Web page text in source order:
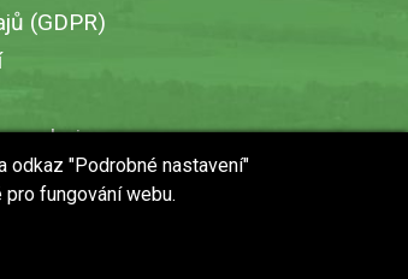
(GDPR)
v obci
odkaz "Podrobné nastavení"
fungování webu.